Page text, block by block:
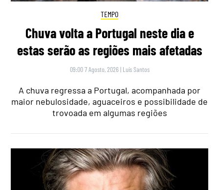
TEMPO
Chuva volta a Portugal neste dia e
estas serão as regiões mais afetadas
09:00 7 Agosto, 2026 | Luís Santos
A chuva regressa a Portugal, acompanhada por
maior nebulosidade, aguaceiros e possibilidade de
trovoada em algumas regiões